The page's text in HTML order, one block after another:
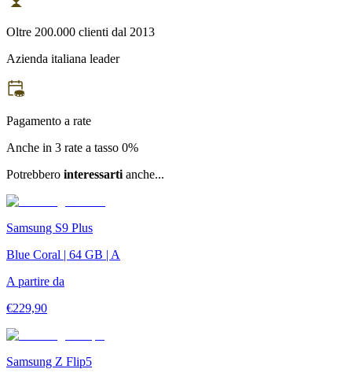
Oltre 200.000 clienti dal 2013
Azienda italiana leader
Pagamento a rate
Anche in 3 rate a tasso 0%
Potrebbero interessarti anche...
Samsung S9 Plus
Blue Coral | 64 GB | A
A partire da
€229,90
Samsung Z Flip5